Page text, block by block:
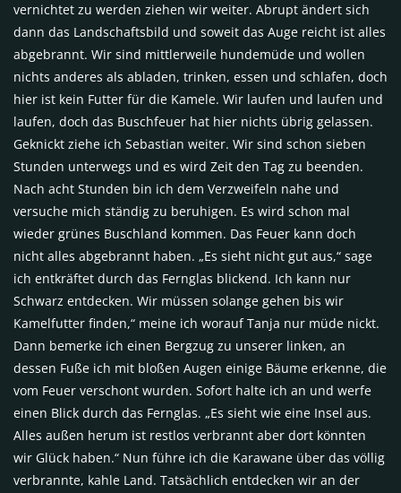
vernichtet zu werden ziehen wir weiter. Abrupt ändert sich
dann das Landschaftsbild und soweit das Auge reicht ist alles
abgebrannt. Wir sind mittlerweile hundemüde und wollen
nichts anderes als abladen, trinken, essen und schlafen, doch
hier ist kein Futter für die Kamele. Wir laufen und laufen und
laufen, doch das Buschfeuer hat hier nichts übrig gelassen.
Geknickt ziehe ich Sebastian weiter. Wir sind schon sieben
Stunden unterwegs und es wird Zeit den Tag zu beenden.
Nach acht Stunden bin ich dem Verzweifeln nahe und
versuche mich ständig zu beruhigen. Es wird schon mal
wieder grünes Buschland kommen. Das Feuer kann doch
nicht alles abgebrannt haben. „Es sieht nicht gut aus,“ sage
ich entkräftet durch das Fernglas blickend. Ich kann nur
Schwarz entdecken. Wir müssen solange gehen bis wir
Kamelfutter finden,“ meine ich worauf Tanja nur müde nickt.
Dann bemerke ich einen Bergzug zu unserer linken, an
dessen Fuße ich mit bloßen Augen einige Bäume erkenne, die
vom Feuer verschont wurden. Sofort halte ich an und werfe
einen Blick durch das Fernglas. „Es sieht wie eine Insel aus.
Alles außen herum ist restlos verbrannt aber dort könnten
wir Glück haben.“ Nun führe ich die Karawane über das völlig
verbrannte, kahle Land. Tatsächlich entdecken wir an der